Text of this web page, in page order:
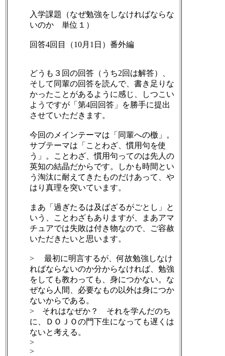
入学課題（なぜ勉強をしなければならな
いのか 単位１）
回答4回目（10月1日）番外編
どうも３回の回答（うち2回は解答）、
そして同輩の回答を読んで、書き足りな
かったことがあるように感じ、しつこい
ようですが「第4回回答」を勝手に提出
させていただきます。
今回のメインテーマは「同輩への檄」。
サブテーマは「ことわざ、慣用句を使
う」。ことわざ、慣用句ってのは先人の
英知の結晶だからです。しかも時間とい
う淘汰に耐えてきたものだけあって、や
はり真理を突いています。
まあ「過ぎたるは及ばざるがごとし」と
いう、ことわざもありますが、まあアマ
チュアでは失敗は付き物なので、ご容赦
いただきたいと思います。
> 最初に明言するが、何故勉強しなけ
ればならないのか分からなければ、勉強
をしても教わっても、身につかない。な
ぜなら人間、必要なもの以外は身につか
ないからである。
> それはなぜか？ それを学んだのち
に、ＤＯＪＯの門下生になっても遅くは
ないと考える。
>
>